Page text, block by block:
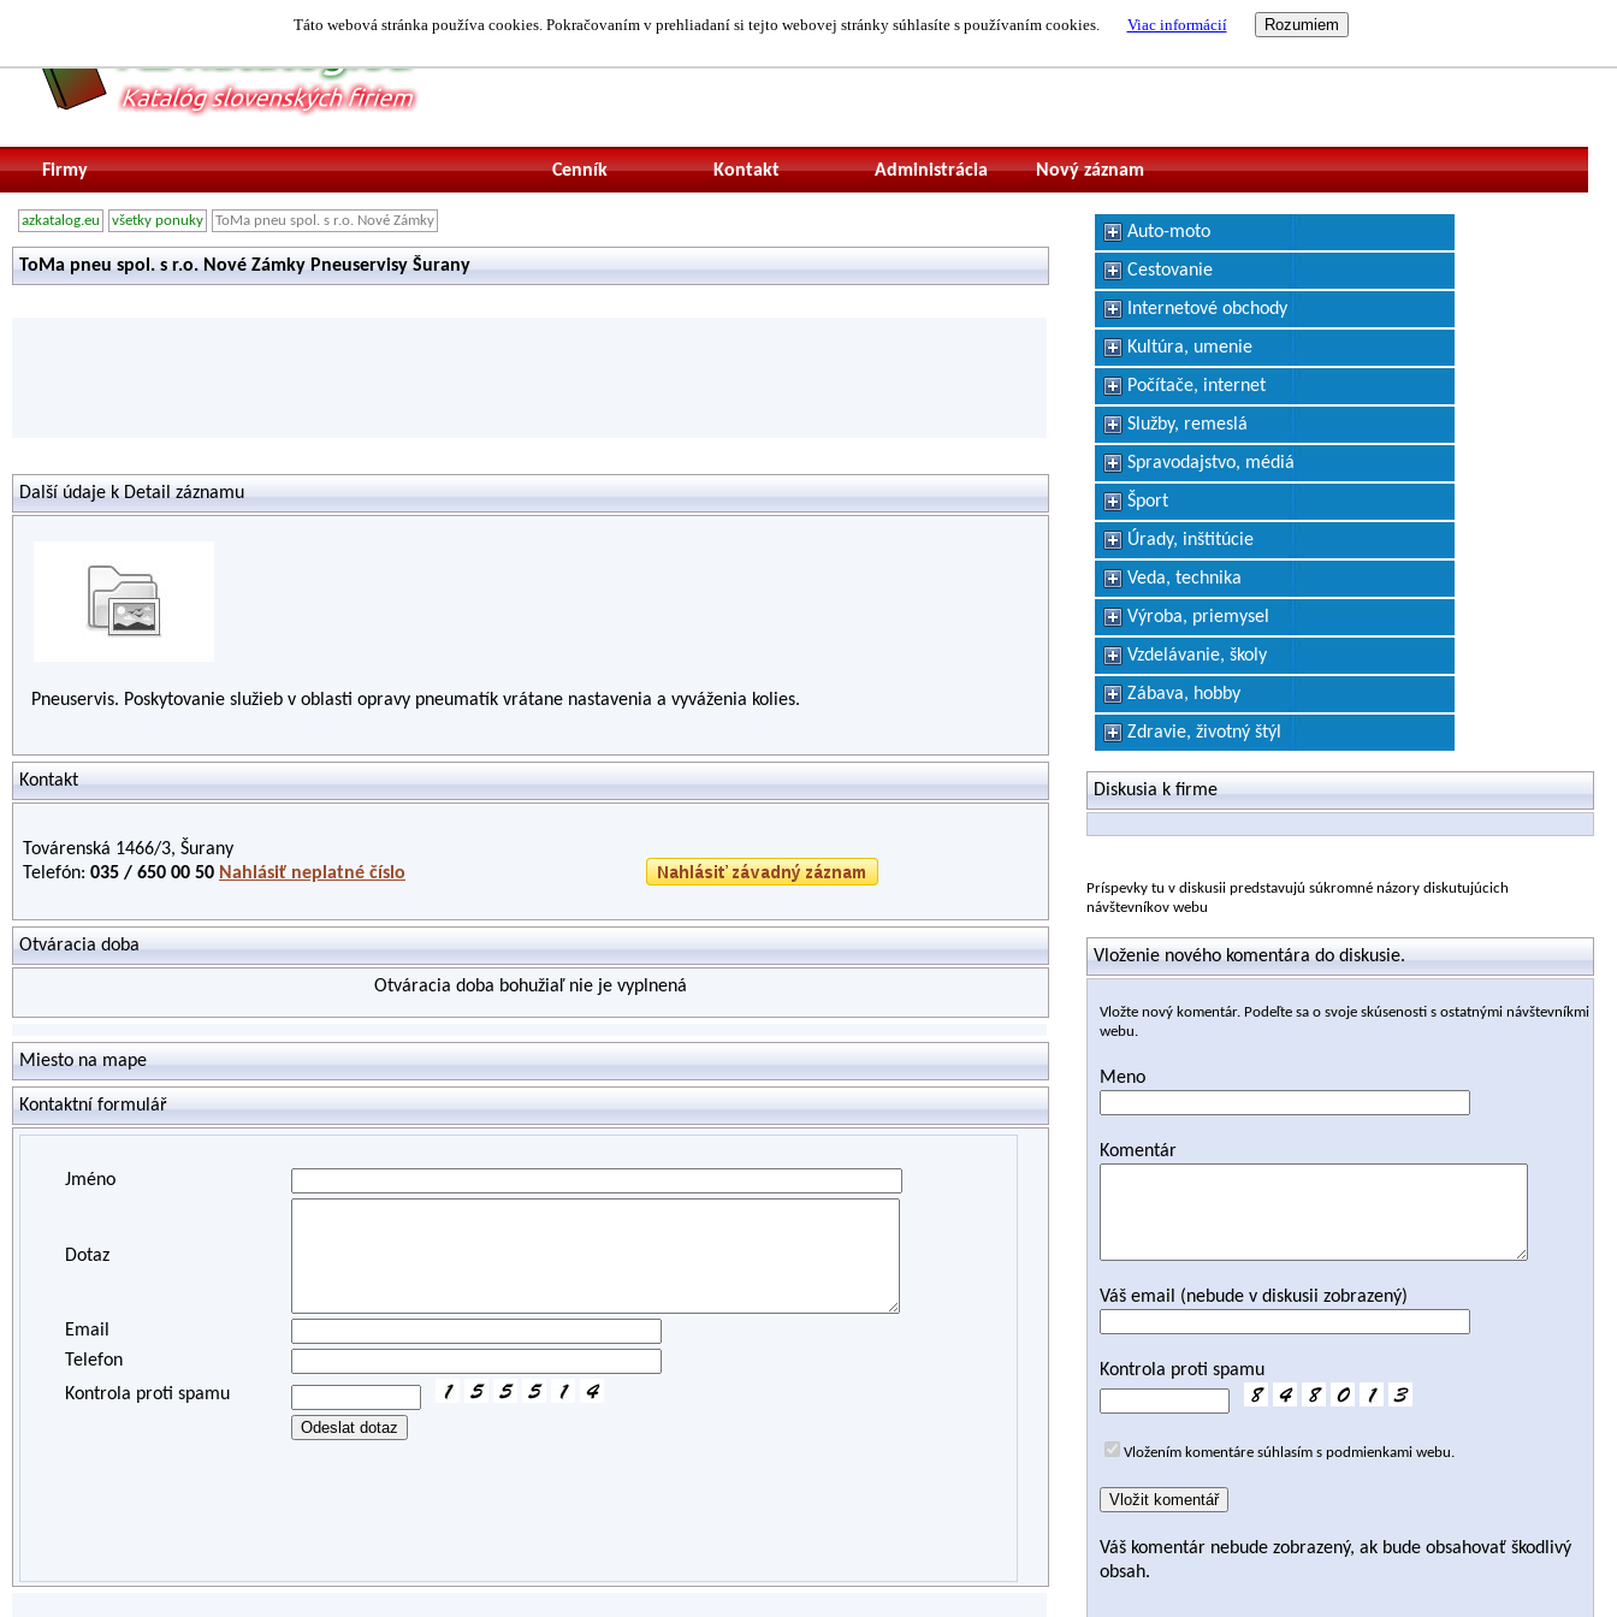
Táto webová stránka používa cookies. Pokračovaním v prehliadaní si tejto webovej stránky súhlasíte s používaním cookies. Viac informácií
Firmy Nový záznam
Administrácia
Kontakt
Cenník
azkatalog.eu všetky ponuky ToMa pneu spol. s r.o. Nové Zámky
ToMa pneu spol. s r.o. Nové Zámky Pneuservisy Šurany
Další údaje k Detail záznamu
Pneuservis. Poskytovanie služieb v oblasti opravy pneumatík vrátane nastavenia a vyváženia kolies.
Kontakt
Továrenská 1466/3, Šurany
Telefón: 035 / 650 00 50 Nahlásiť neplatné číslo
Otváracia doba
Otváracia doba bohužiaľ nie je vyplnená
Miesto na mape
Kontaktní formulář
Jméno
Dotaz
Email
Telefon
Kontrola proti spamu
Auto-moto
Cestovanie
Internetové obchody
Kultúra, umenie
Počítače, internet
Služby, remeslá
Spravodajstvo, médiá
Šport
Úrady, inštitúcie
Veda, technika
Výroba, priemysel
Vzdelávanie, školy
Zábava, hobby
Zdravie, životný štýl
Diskusia k firme
Príspevky tu v diskusii predstavujú súkromné názory diskutujúcich
návštevníkov webu
Vloženie nového komentára do diskusie.
Vložte nový komentár. Podeľte sa o svoje skúsenosti s ostatnými návštevníkmi
webu.
Meno
Komentár
Váš email (nebude v diskusii zobrazený)
Kontrola proti spamu
Vložením komentáre súhlasím s podmienkami webu.
Váš komentár nebude zobrazený, ak bude obsahovať škodlivý
obsah.